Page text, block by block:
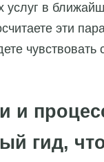
услуг в
эти
чувствовать
и
гид,